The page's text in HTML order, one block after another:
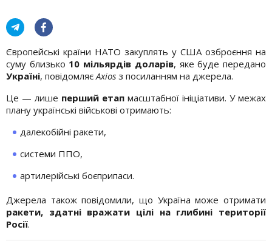
Європейські країни НАТО закуплять у США озброєння на
суму близько 10 мільярдів доларів, яке буде передано
Україні, повідомляє Axios з посиланням на джерела.
Це — лише перший етап масштабної ініціативи. У межах
плану українські військові отримають:
далекобійні ракети,
системи ППО,
артилерійські боєприпаси.
Джерела також повідомили, що Україна може отримати
ракети, здатні вражати цілі на глибині території
Росії.